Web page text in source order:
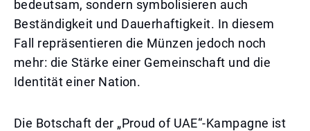
bedeutsam, sondern symbolisieren auch
Beständigkeit und Dauerhaftigkeit. In diesem
Fall repräsentieren die Münzen jedoch noch
mehr: die Stärke einer Gemeinschaft und die
Identität einer Nation.
Die Botschaft der „Proud of UAE“-Kampagne ist